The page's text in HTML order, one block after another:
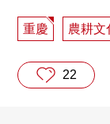
重慶 農耕文
22